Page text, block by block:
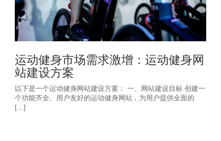
运动健身市场需求激增：运动健身网
站建设方案
以下是一个运动健身网站建设方案： 一、网站建设目标 创建一
个功能齐全、用户友好的运动健身网站，为用户提供全面的
[…]